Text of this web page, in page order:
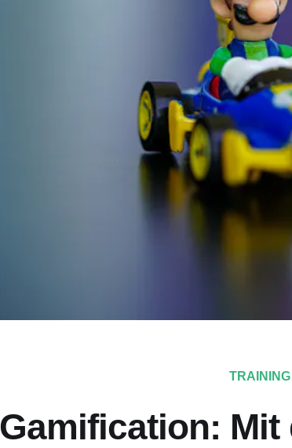
Gamification: Mit